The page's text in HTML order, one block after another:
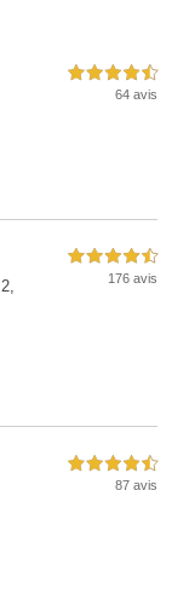
4,5 étoiles sur 5
64 avis
4,5 étoiles sur 5
176 avis
4,5 étoiles sur 5
87 avis